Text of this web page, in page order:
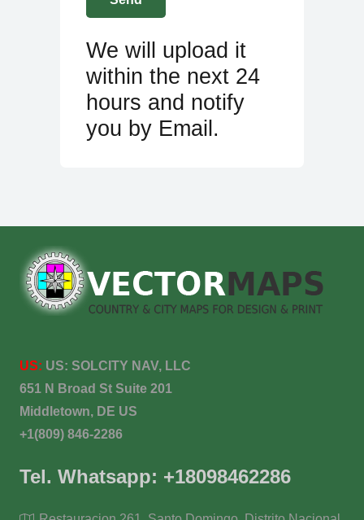
We will upload it
within the next 24
hours and notify
you by Email.
US: US: SOLCITY NAV, LLC
651 N Broad St Suite 201
Middletown, DE US
+1(809) 846-2286
Tel. Whatsapp: +18098462286